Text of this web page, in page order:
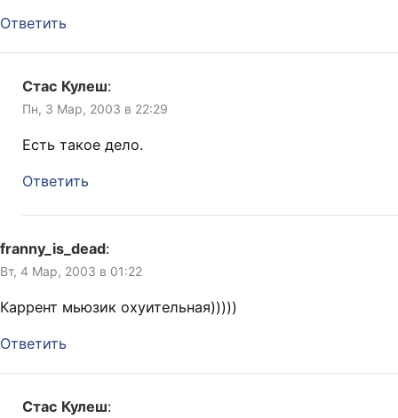
Ответить
Стас Кулеш:
Пн, 3 Мар, 2003 в 22:29
Есть такое дело.
Ответить
franny_is_dead:
Вт, 4 Мар, 2003 в 01:22
Каррент мьюзик охуительная)))))
Ответить
Стас Кулеш: